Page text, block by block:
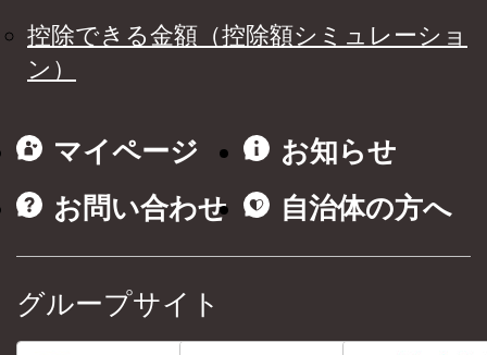
控除できる金額（控除額シミュレーショ
ン）
マイページ
お知らせ
お問い合わせ
自治体の方へ
グループサイト